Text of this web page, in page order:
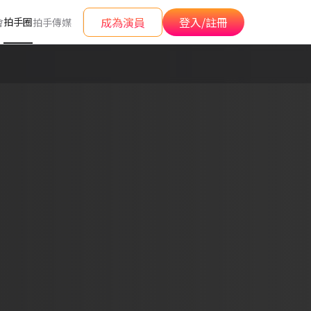
拍手圈拍手傳媒 成為演員 登入/註冊